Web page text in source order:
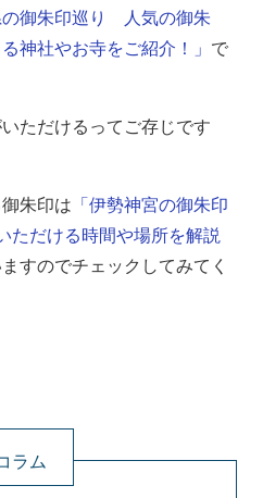
の御朱印巡り 人気の御朱
神社やお寺をご紹介！」 で
ただけるってご存じです
朱印は 「伊勢神宮の御朱印
ただける時間や場所を解説
すのでチェックしてみてく
ラム